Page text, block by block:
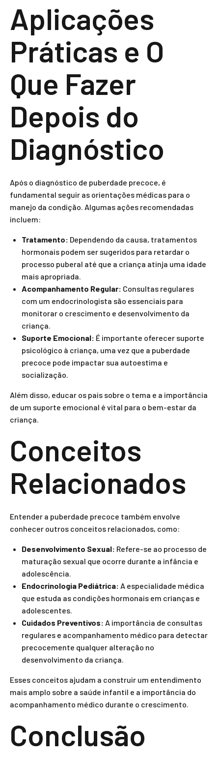
Aplicações
Práticas e O
Que Fazer
Depois do
Diagnóstico
Após o diagnóstico de puberdade precoce, é
fundamental seguir as orientações médicas para o
manejo da condição. Algumas ações recomendadas
incluem:
Tratamento: Dependendo da causa, tratamentos
hormonais podem ser sugeridos para retardar o
processo puberal até que a criança atinja uma idade
mais apropriada.
Acompanhamento Regular: Consultas regulares
com um endocrinologista são essenciais para
monitorar o crescimento e desenvolvimento da
criança.
Suporte Emocional: É importante oferecer suporte
psicológico à criança, uma vez que a puberdade
precoce pode impactar sua autoestima e
socialização.
Além disso, educar os pais sobre o tema e a importância
de um suporte emocional é vital para o bem-estar da
criança.
Conceitos
Relacionados
Entender a puberdade precoce também envolve
conhecer outros conceitos relacionados, como:
Desenvolvimento Sexual: Refere-se ao processo de
maturação sexual que ocorre durante a infância e
adolescência.
Endocrinologia Pediátrica: A especialidade médica
que estuda as condições hormonais em crianças e
adolescentes.
Cuidados Preventivos: A importância de consultas
regulares e acompanhamento médico para detectar
precocemente qualquer alteração no
desenvolvimento da criança.
Esses conceitos ajudam a construir um entendimento
mais amplo sobre a saúde infantil e a importância do
acompanhamento médico durante o crescimento.
Conclusão